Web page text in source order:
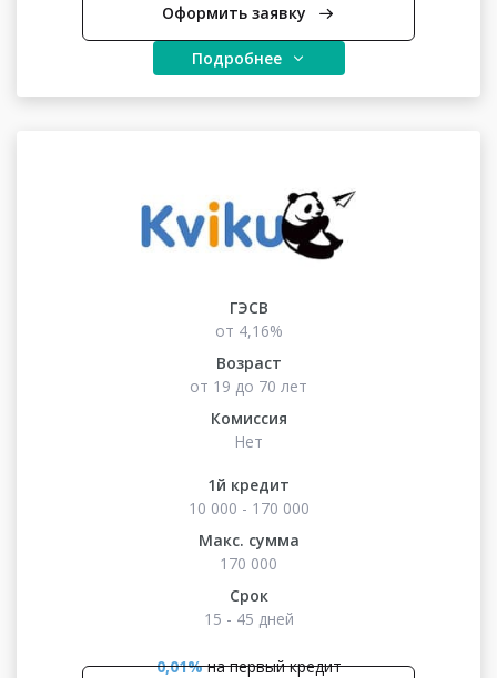
Оформить заявку
Подробнее
ГЭСВ
от 4,16%
Возраст
от 19 до 70 лет
Комиссия
Нет
1й кредит
10 000 - 170 000
Макс. сумма
170 000
Срок
15 - 45 дней
0,01%на первый кредит